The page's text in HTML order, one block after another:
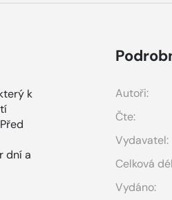
k
dní a
Autoři:
Čte:
Vydavatel:
Celková
Vydáno: